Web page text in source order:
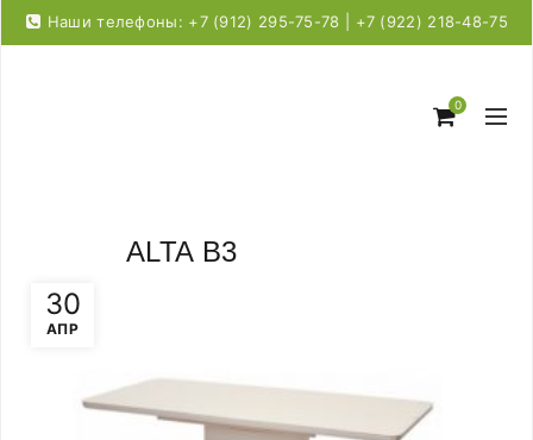
Наши телефоны: +7 (912) 295-75-78 | +7 (922) 218-48-75
0
30
АПР
ALTA B3